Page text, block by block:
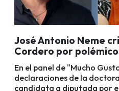
José Antonio Neme
Cordero por
En el panel de "Mucho
declaraciones de la
candidata a diputada por